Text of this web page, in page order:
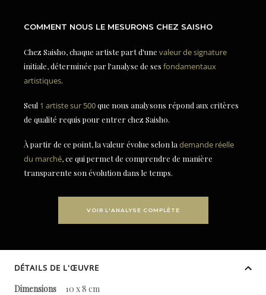
COMMENT NOUS LE MESURONS CHEZ SAISHO
Chez Saisho, chaque artiste part d'une valeur de signature
initiale, déterminée par l'analyse de ses fondamentaux
artistiques.
Seul 1 artiste sur 500que nous analysons répond aux critères
de qualité requis pour entrer chez Saisho.
À partir de ce point, la valeur évolue selon la demande réelle
du marché, ce qui permet de comprendre de manière
transparente son évolution dans le temps.
VOIR L'ANALYSE COMPLÈTE
DÉTAILS DE L'ŒUVRE
Dimensions
10 x 8 cm